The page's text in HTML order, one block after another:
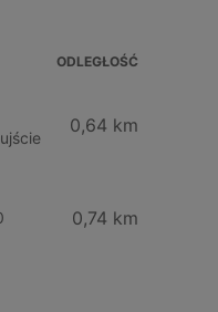
ODLEGŁOŚĆ
0,64 km
0,74 km